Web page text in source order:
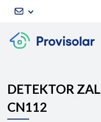
DETEKTOR
CN112